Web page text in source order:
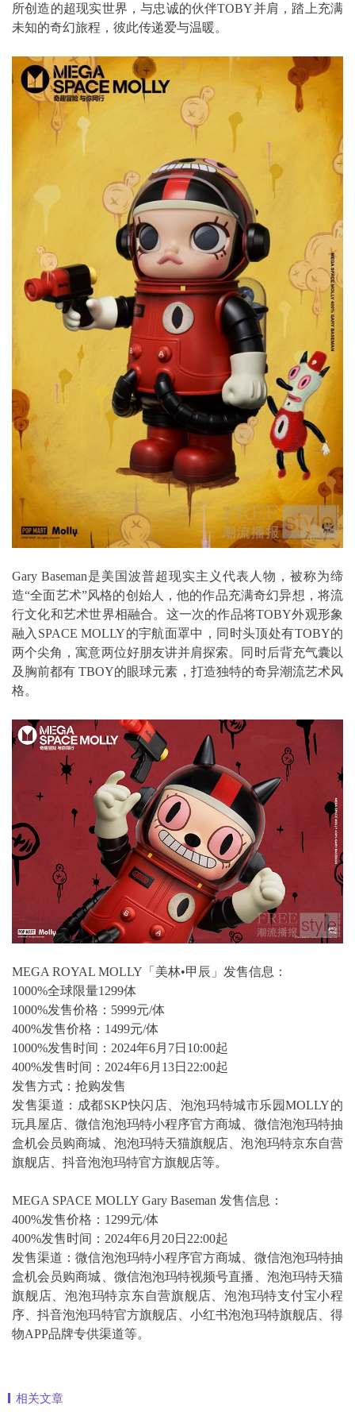
所创造的超现实世界，与忠诚的伙伴TOBY并肩，踏上充满
未知的奇幻旅程，彼此传递爱与温暖。
Gary Baseman是美国波普超现实主义代表人物，被称为缔
造“全面艺术”风格的创始人，他的作品充满奇幻异想，将流
行文化和艺术世界相融合。这一次的作品将TOBY外观形象
融入SPACE MOLLY的宇航面罩中，同时头顶处有TOBY的
两个尖角，寓意两位好朋友讲并肩探索。同时后背充气囊以
及胸前都有 TBOY的眼球元素，打造独特的奇异潮流艺术风
格。
MEGA ROYAL MOLLY「美林•甲辰」发售信息：
1000%全球限量1299体
1000%发售价格：5999元/体
400%发售价格：1499元/体
1000%发售时间：2024年6月7日10:00起
400%发售时间：2024年6月13日22:00起
发售方式：抢购发售
发售渠道：成都SKP快闪店、泡泡玛特城市乐园MOLLY的
玩具屋店、微信泡泡玛特小程序官方商城、微信泡泡玛特抽
盒机会员购商城、泡泡玛特天猫旗舰店、泡泡玛特京东自营
旗舰店、抖音泡泡玛特官方旗舰店等。
MEGA SPACE MOLLY Gary Baseman 发售信息：
400%发售价格：1299元/体
400%发售时间：2024年6月20日22:00起
发售渠道：微信泡泡玛特小程序官方商城、微信泡泡玛特抽
盒机会员购商城、微信泡泡玛特视频号直播、泡泡玛特天猫
旗舰店、泡泡玛特京东自营旗舰店、泡泡玛特支付宝小程
序、抖音泡泡玛特官方旗舰店、小红书泡泡玛特旗舰店、得
物APP品牌专供渠道等。
相关文章